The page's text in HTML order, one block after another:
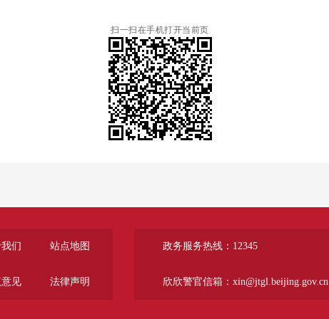
扫一扫在手机打开当前页
们 站点地图
见 法律声明
政务服务热线：12345
欣欣警官信箱：xin@jtgl.beijing.gov.cn